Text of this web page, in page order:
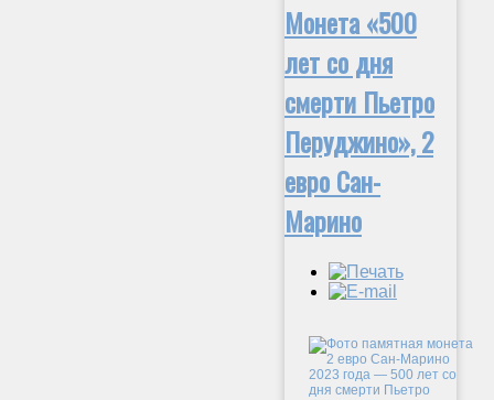
Монета «500
лет со дня
смерти Пьетро
Перуджино», 2
евро Сан-
Марино